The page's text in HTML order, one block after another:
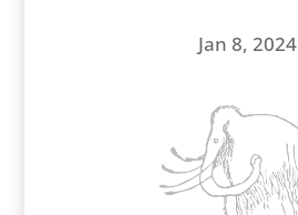
Jan 8, 2024